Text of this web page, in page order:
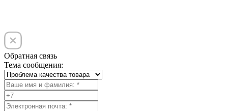
Обратная связь
Тема сообщения: